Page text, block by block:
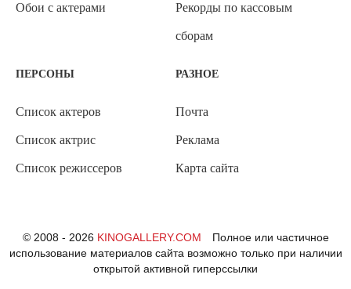
Обои с актерами Рекорды по кассовым
сборам
ПЕРСОНЫ
Список актеров
Список актрис
Список режиссеров
РАЗНОЕ
Почта
Реклама
Карта сайта
© 2008 - 2026 KINOGALLERY.COM
Полное или частичное
использование материалов сайта возможно только при наличии
открытой активной гиперссылки